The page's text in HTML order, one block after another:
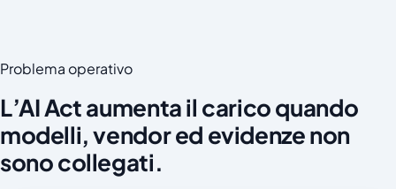
Problema operativo
L’AI Act aumenta il carico quando
modelli, vendor ed evidenze non
sono collegati.